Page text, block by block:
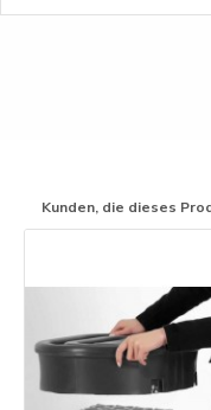
Kunden, die dieses